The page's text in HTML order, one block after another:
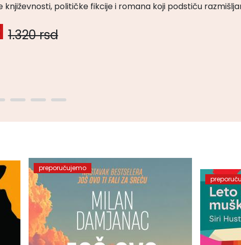
književnosti, političke fikcije i romana koji podstiču
1.320 rsd
preporučujemo